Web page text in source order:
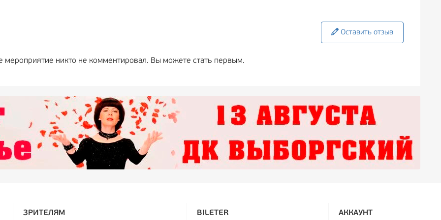
Оставить отзыв
мероприятие никто не комментировал. Вы можете стать первым.
ЗРИТЕЛЯМ BILETER АККАУНТ